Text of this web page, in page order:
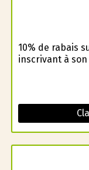
10% de rabais
inscrivant à